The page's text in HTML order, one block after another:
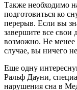
Также необходимо
подготовиться ко
перерыв. Если вы
завершите все свои
возможно. Не менее
случае, вы ничего
Еще одну
Ральф Дауни,
нарушения сна в